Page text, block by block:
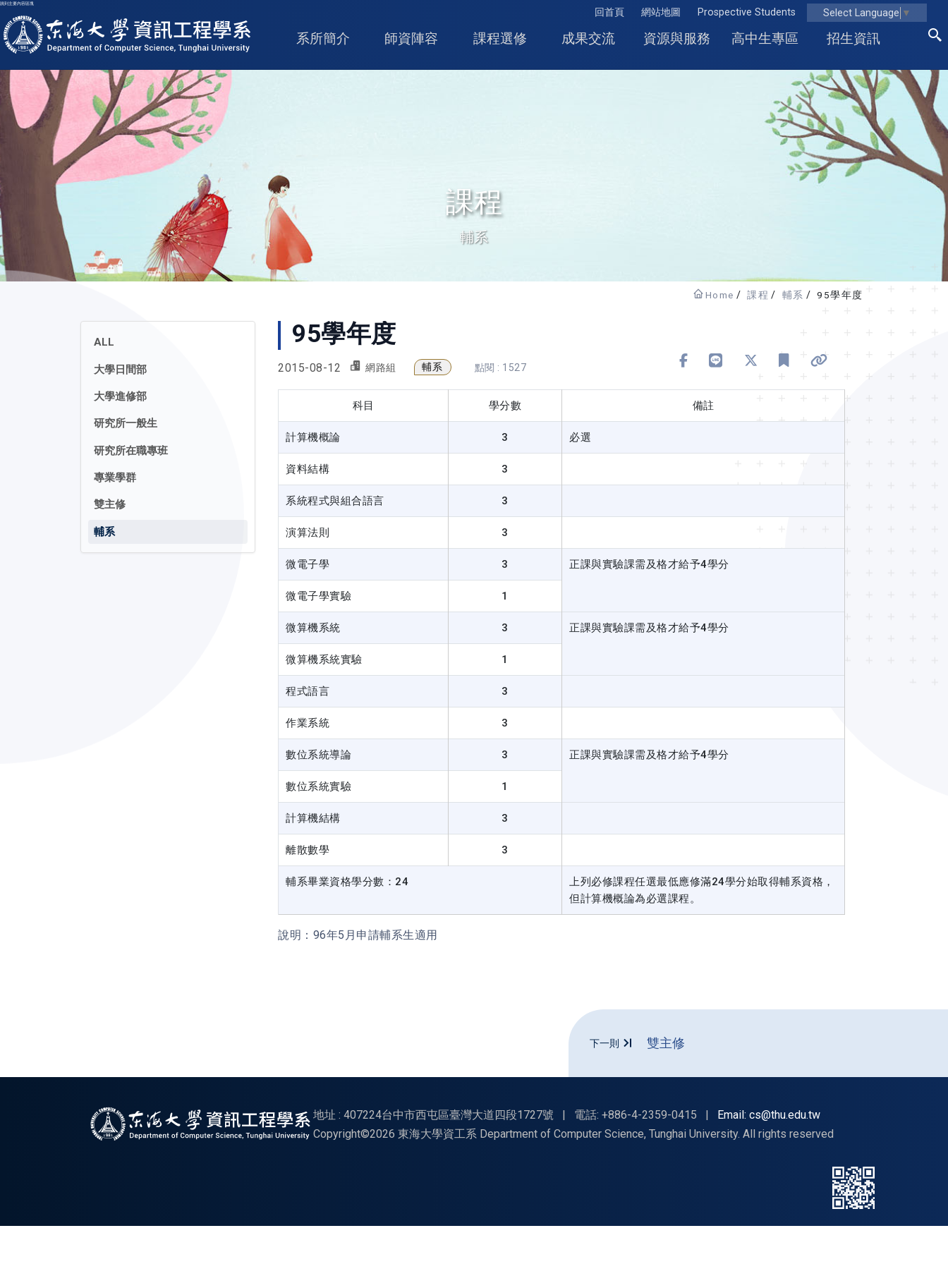
跳到主要內容區塊
回首頁 網站地圖 Prospective Students Select Language ▼
東海大學logo
系所簡介 師資陣容 課程選修 成果交流 資源與服務 高中生專區 招生資訊
課程
輔系
Home 課程 輔系 95學年度
ALL
大學日間部
大學進修部
研究所一般生
研究所在職專班
專業學群
雙主修
輔系
95學年度
2015-08-12 網路組 輔系 點閱 : 1527
科目 學分數 備註
計算機概論 3 必選
資料結構 3
系統程式與組合語言 3
演算法則 3
微電子學 3 正課與實驗課需及格才給予4學分
微電子學實驗 1
微算機系統 3 正課與實驗課需及格才給予4學分
微算機系統實驗 1
程式語言 3
作業系統 3
數位系統導論 3 正課與實驗課需及格才給予4學分
數位系統實驗 1
計算機結構 3
離散數學 3
輔系畢業資格學分數：24
上列必修課程任選最低應修滿24學分始取得輔系資格，
但計算機概論為必選課程。
說明：96年5月申請輔系生適用
下一則 雙主修
地址 : 407224台中市西屯區臺灣大道四段1727號 | 電話: +886-4-2359-0415 |
Email: cs@thu.edu.tw
Copyright©2026 東海大學資工系 Department of Computer Science, Tunghai University. All rights reserved